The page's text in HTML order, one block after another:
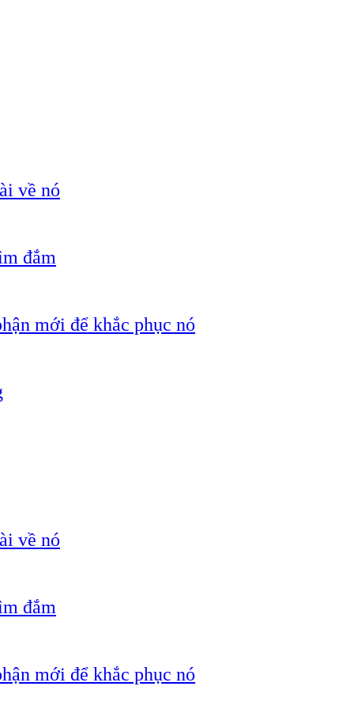
về nó
đắm
mới để khắc phục nó
về nó
đắm
mới để khắc phục nó